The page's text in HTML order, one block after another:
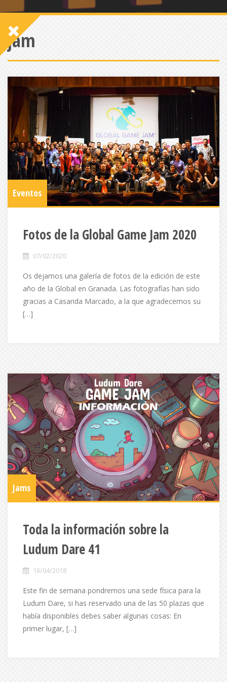
jam
Eventos
Fotos de la Global Game Jam 2020
07/02/2020
Os dejamos una galería de fotos de la edición de este
año de la Global en Granada. Las fotografías han sido
gracias a Casanda Marcado, a la que agradecemos su
[…]
Jams
Toda la información sobre la
Ludum Dare 41
16/04/2018
Este fin de semana pondremos una sede física para la
Ludum Dare, si has reservado una de las 50 plazas que
había disponibles debes saber algunas cosas: En
primer lugar, […]